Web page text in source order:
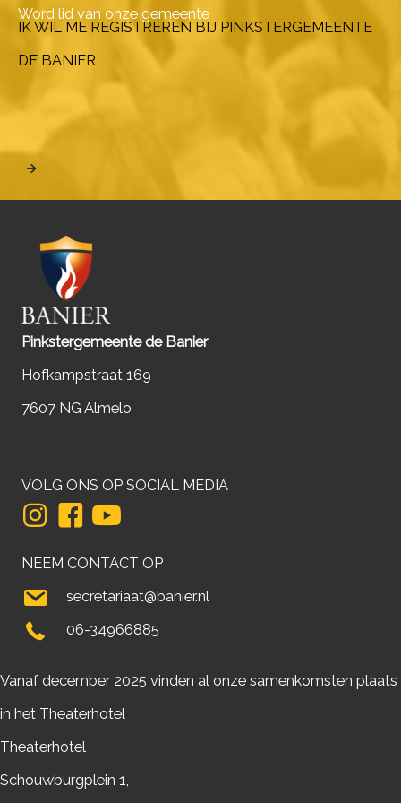
Word lid van onze gemeente
IK WIL ME REGISTREREN BIJ PINKSTERGEMEENTE
DE BANIER
Pinkstergemeente de Banier
Hofkampstraat 169
7607 NG Almelo
VOLG ONS OP SOCIAL MEDIA
NEEM CONTACT OP
secretariaat@banier.nl
06-34966885
Vanaf december 2025 vinden al onze samenkomsten plaats
in het Theaterhotel
Theaterhotel
Schouwburgplein 1,